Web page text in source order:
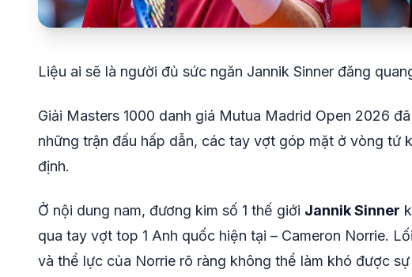
Liệu ai sẽ là người đủ sức ngăn Jannik Sinner đăng
Giải Masters 1000 danh giá Mutua Madrid Open 2026
những trận đấu hấp dẫn, các tay vợt góp mặt ở vòng tứ
định.
Ở nội dung nam, đương kim số 1 thế giới Jannik Sinner
qua tay vợt top 1 Anh quốc hiện tại – Cameron Norrie.
và thể lực của Norrie rõ ràng không thể làm khó được